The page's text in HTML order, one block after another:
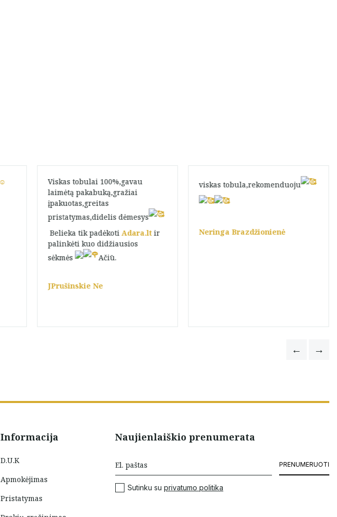
Viskas tobulai 100%,gavau
laimėtą pakabuką,gražiai
įpakuotas,greitas
pristatymas,didelis dėmesys
Belieka tik padėkotiAdara.ltir
palinkėti kuo didžiausios
sėkmės
Ačiū.
JPrušinskie Ne
viskas tobula,rekomenduoju
Neringa Brazdžionienė
Informacija
D.U.K
Apmokėjimas
Pristatymas
Naujienlaiškio prenumerata
PRENUMERUOTI
Sutinku su privatumo politika